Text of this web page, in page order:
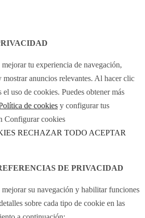
tu experiencia de navegación,
anuncios relevantes. Al hacer clic
uso de cookies. Puedes obtener más
de cookies y configurar tus
Configurar cookies
RECHAZAR TODO ACEPTAR
DE PRIVACIDAD
su navegación y habilitar funciones
sobre cada tipo de cookie en las